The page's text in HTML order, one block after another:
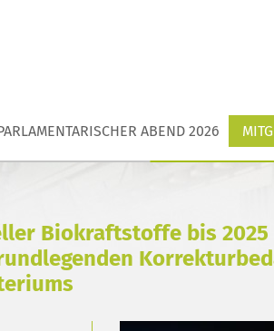
ABEND 2026
Biokraftstoffe bis